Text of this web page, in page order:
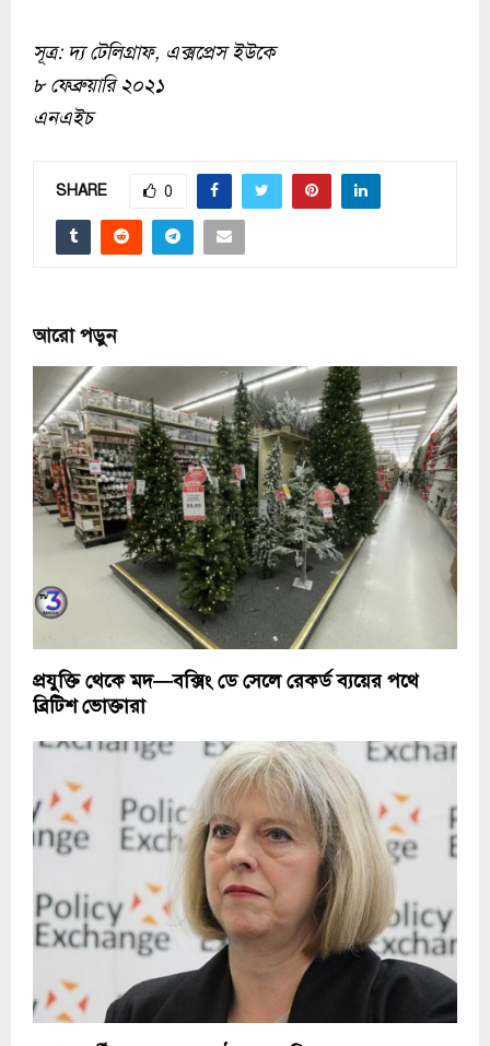
সূত্র: দ্য টেলিগ্রাফ, এক্সপ্রেস ইউকে
৮ ফেব্রুয়ারি ২০২১
এনএইচ
SHARE 0
আরো পড়ুন
প্রযুক্তি থেকে মদ—বক্সিং ডে সেলে রেকর্ড ব্যয়ের পথে
ব্রিটিশ ভোক্তারা